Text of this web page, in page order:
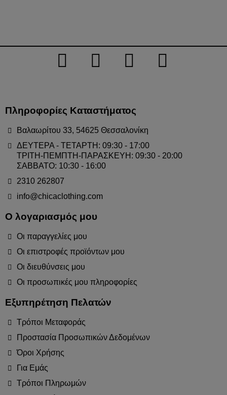
Πληροφορίες Καταστήματος
Βαλαωρίτου 33, 54625 Θεσσαλονίκη
ΔΕΥΤΕΡΑ - ΤΕΤΑΡΤΗ: 09:30 - 17:00
ΤΡΙΤΗ-ΠΕΜΠΤΗ-ΠΑΡΑΣΚΕΥΗ: 09:30 - 20:00
ΣΑΒΒΑΤΟ: 10:30 - 16:00
2310 262807
info@chicaclothing.com
Ο λογαριασμός μου
Οι παραγγελίες μου
Οι επιστροφές προϊόντων μου
Οι διευθύνσεις μου
Οι προσωπικές μου πληροφορίες
Εξυπηρέτηση Πελατών
Τρόποι Μεταφοράς
Προστασία Προσωπικών Δεδομένων
Όροι Χρήσης
Για Εμάς
Τρόποι Πληρωμών